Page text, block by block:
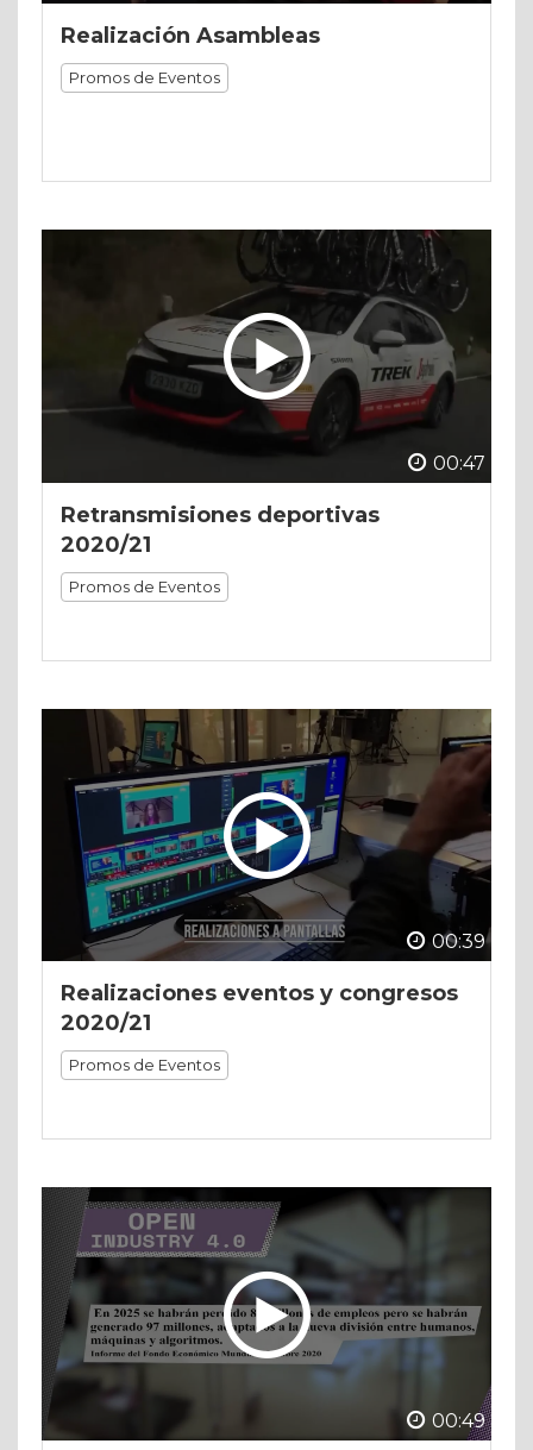
Realización Asambleas
Promos de Eventos
00:47
Retransmisiones deportivas
2020/21
Promos de Eventos
00:39
Realizaciones eventos y congresos
2020/21
Promos de Eventos
00:49